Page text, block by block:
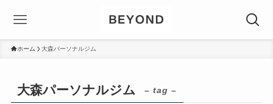
ホーム 大森パーソナルジム
大森パーソナルジム – tag –